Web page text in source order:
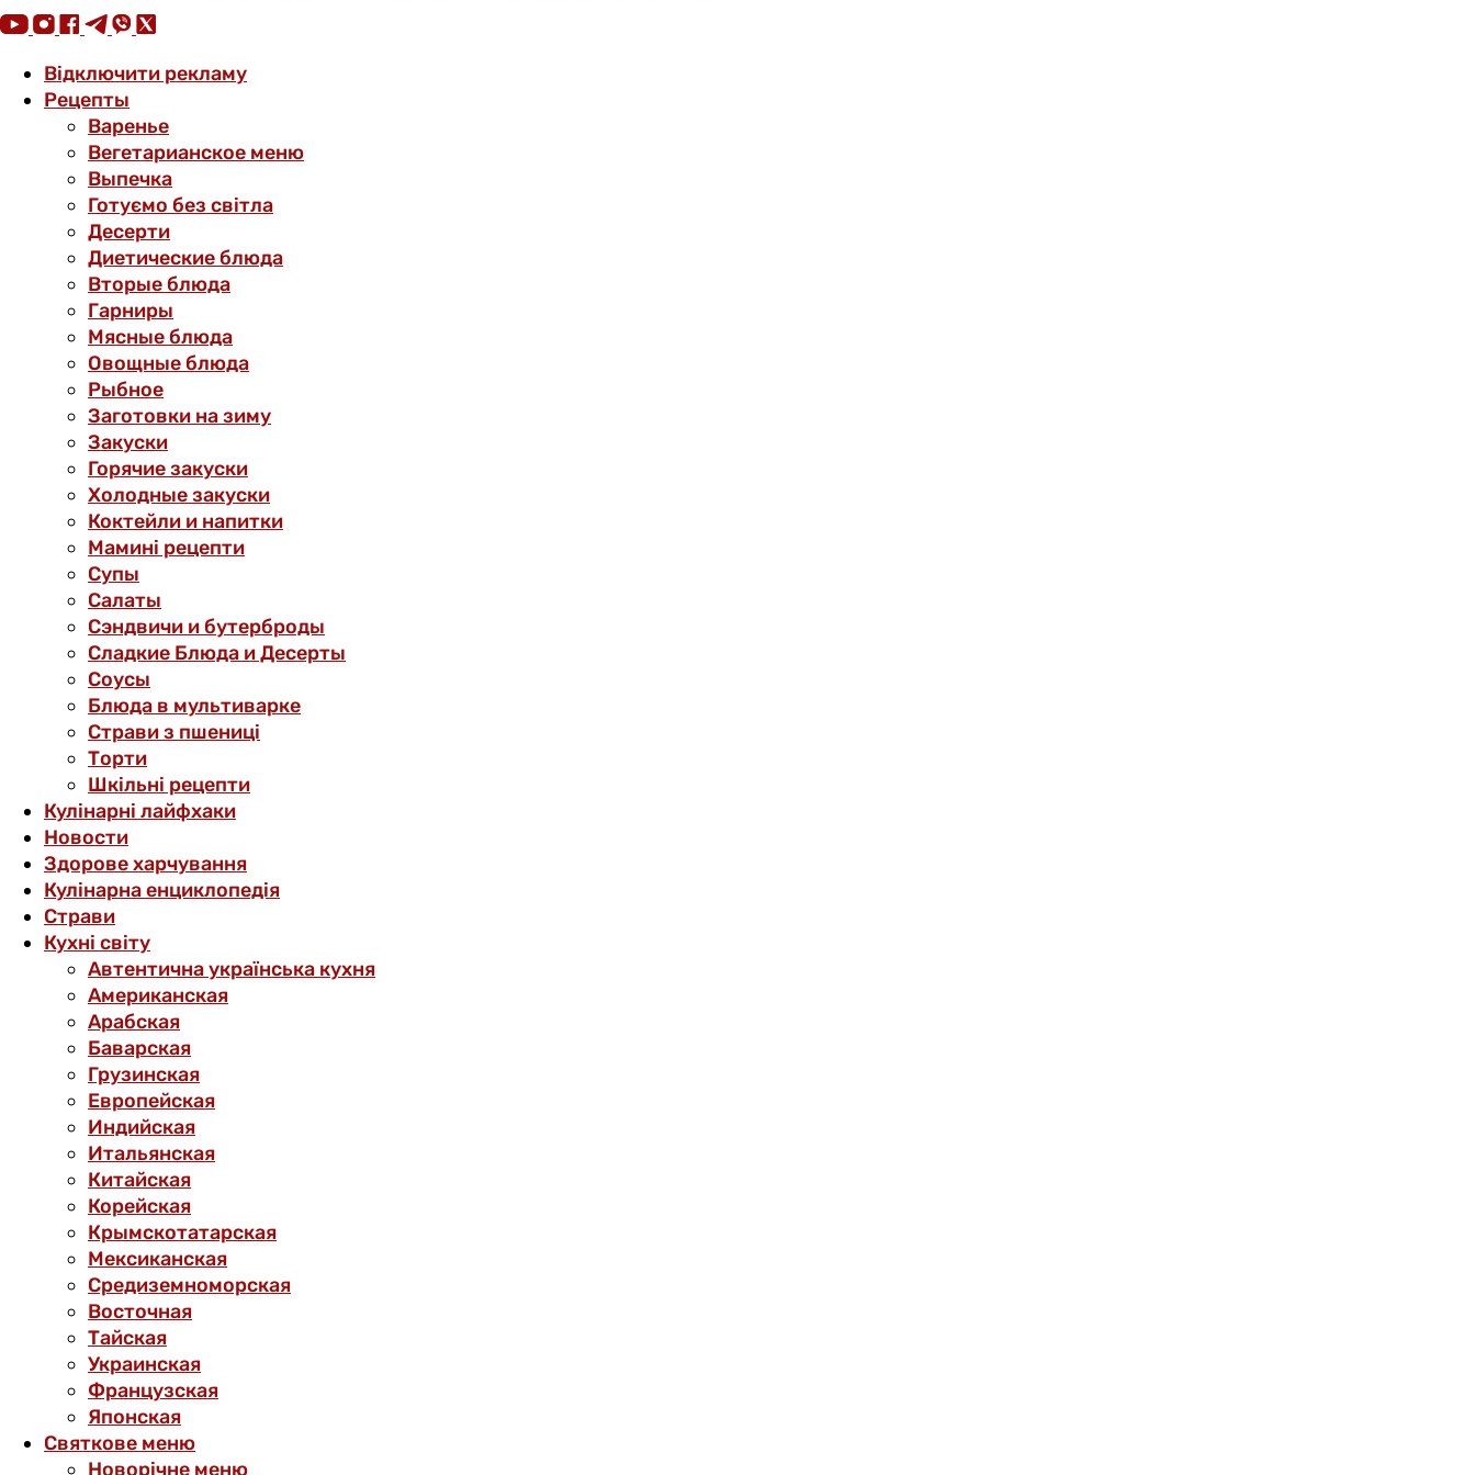
Відключити рекламу
Рецепты
Варенье
Вегетарианское меню
Выпечка
Готуємо без світла
Десерти
Диетические блюда
Вторые блюда
Гарниры
Мясные блюда
Овощные блюда
Рыбное
Заготовки на зиму
Закуски
Горячие закуски
Холодные закуски
Коктейли и напитки
Мамині рецепти
Супы
Салаты
Сэндвичи и бутерброды
Сладкие Блюда и Десерты
Соусы
Блюда в мультиварке
Страви з пшениці
Торти
Шкільні рецепти
Кулінарні лайфхаки
Новости
Здорове харчування
Кулінарна енциклопедія
Страви
Кухні світу
Автентична українська кухня
Американская
Арабская
Баварская
Грузинская
Европейская
Индийская
Итальянская
Китайская
Корейская
Крымскотатарская
Мексиканская
Средиземноморская
Восточная
Тайская
Украинская
Французская
Японская
Святкове меню
Новорічне меню